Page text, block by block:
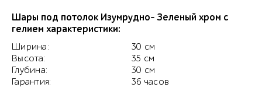
Шары под потолок Изумрудно- Зеленый хром с
гелием характеристики:
Ширина:
Высота:
Глубина:
Гарантия:
30 см
35 см
30 см
36 часов